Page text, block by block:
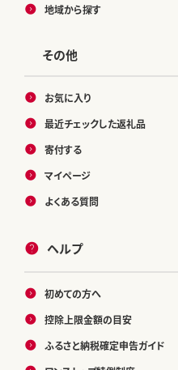
地域から探す
その他
お気に入り
最近チェックした返礼品
寄付する
マイページ
よくある質問
ヘルプ
初めての方へ
控除上限金額の目安
ふるさと納税確定申告ガイド